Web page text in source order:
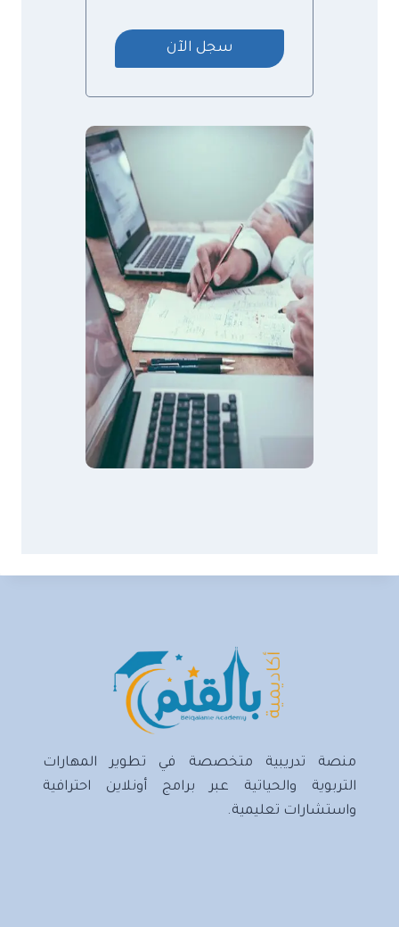
سجل الآن
منصة تدريبية متخصصة في تطوير المهارات
التربوية والحياتية عبر برامج أونلاين احترافية
واستشارات تعليمية.